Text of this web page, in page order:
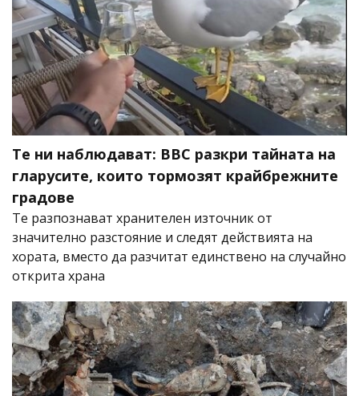
Те ни наблюдават: BBC разкри тайната на
гларусите, които тормозят крайбрежните
градове
Те разпознават хранителен източник от
значително разстояние и следят действията на
хората, вместо да разчитат единствено на случайно
открита храна